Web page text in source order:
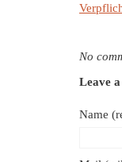
No
Leave
Name